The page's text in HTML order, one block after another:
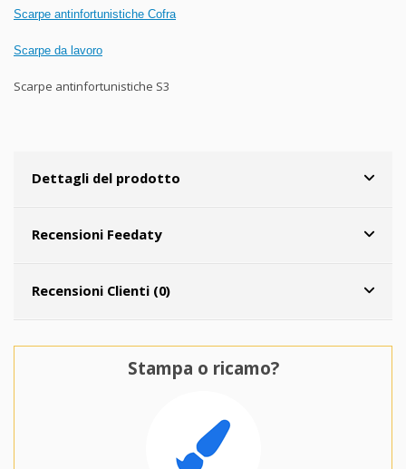
Scarpe antinfortunistiche Cofra
Scarpe da lavoro
Scarpe antinfortunistiche S3
Dettagli del prodotto
Recensioni Feedaty
Recensioni Clienti (0)
Stampa o ricamo?